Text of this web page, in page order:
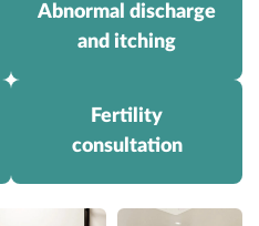
Abnormal discharge
and itching
Fertility
consultation